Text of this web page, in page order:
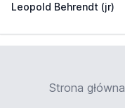
Leopold Behrendt (jr)
Strona główna